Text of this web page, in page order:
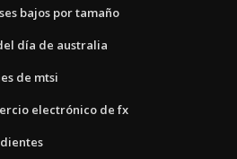
bajos por tamaño
día de australia
de mtsi
electrónico de fx